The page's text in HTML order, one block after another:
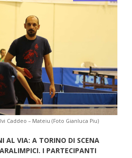
Caddeo – Mateiu (Foto Gianluca Piu)
AL VIA: A TORINO DI SCENA
I PARTECIPANTI